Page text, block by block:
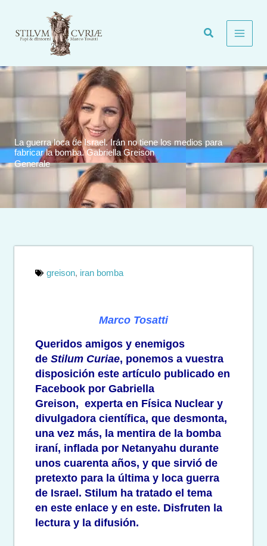
contenuto
La guerra loca de Israel. Irán no tiene los medios para
fabricar la bomba. Gabriella Greison
Generale
greison, iran bomba
Marco Tosatti
Queridos amigos y enemigos
de Stilum Curiae, ponemos a vuestra
disposición este artículo publicado en
Facebook por Gabriella
Greison, experta en Física Nuclear y
divulgadora científica, que desmonta,
una vez más, la mentira de la bomba
iraní, inflada por Netanyahu durante
unos cuarenta años, y que sirvió de
pretexto para la última y loca guerra
de Israel. Stilum ha tratado el tema
en este enlace y en este. Disfruten la
lectura y la difusión.